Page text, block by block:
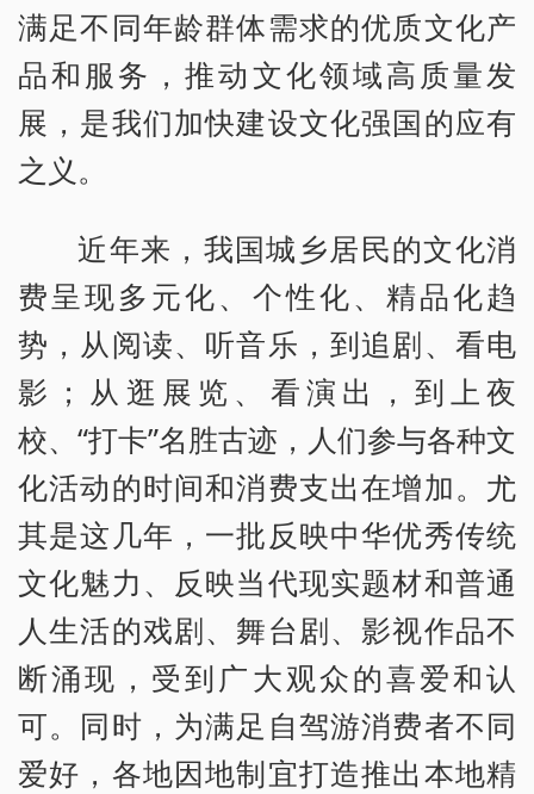
满足不同年龄群体需求的优质文化产
品和服务，推动文化领域高质量发
展，是我们加快建设文化强国的应有
之义。
近年来，我国城乡居民的文化消
费呈现多元化、个性化、精品化趋
势，从阅读、听音乐，到追剧、看电
影；从逛展览、看演出，到上夜
校、“打卡”名胜古迹，人们参与各种文
化活动的时间和消费支出在增加。尤
其是这几年，一批反映中华优秀传统
文化魅力、反映当代现实题材和普通
人生活的戏剧、舞台剧、影视作品不
断涌现，受到广大观众的喜爱和认
可。同时，为满足自驾游消费者不同
爱好，各地因地制宜打造推出本地精